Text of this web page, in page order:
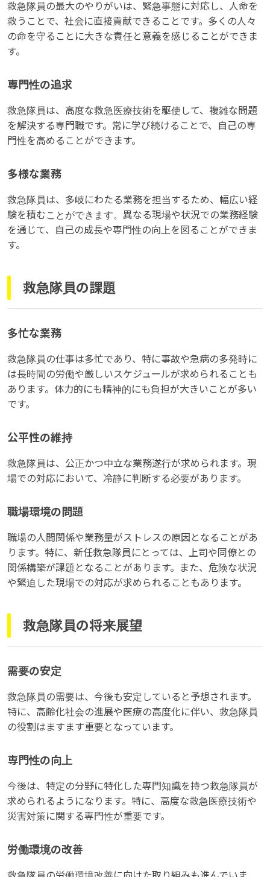
救急隊員の最大のやりがいは、緊急事態に対応し、人命を
救うことで、社会に直接貢献できることです。多くの人々
の命を守ることに大きな責任と意義を感じることができま
す。
専門性の追求
救急隊員は、高度な救急医療技術を駆使して、複雑な問題
を解決する専門職です。常に学び続けることで、自己の専
門性を高めることができます。
多様な業務
救急隊員は、多岐にわたる業務を担当するため、幅広い経
験を積むことができます。異なる現場や状況での業務経験
を通じて、自己の成長や専門性の向上を図ることができま
す。
救急隊員の課題
多忙な業務
救急隊員の仕事は多忙であり、特に事故や急病の多発時に
は長時間の労働や厳しいスケジュールが求められることも
あります。体力的にも精神的にも負担が大きいことが多い
です。
公平性の維持
救急隊員は、公正かつ中立な業務遂行が求められます。現
場での対応において、冷静に判断する必要があります。
職場環境の問題
職場の人間関係や業務量がストレスの原因となることがあ
ります。特に、新任救急隊員にとっては、上司や同僚との
関係構築が課題となることがあります。また、危険な状況
や緊迫した現場での対応が求められることもあります。
救急隊員の将来展望
需要の安定
救急隊員の需要は、今後も安定していると予想されます。
特に、高齢化社会の進展や医療の高度化に伴い、救急隊員
の役割はますます重要となっています。
専門性の向上
今後は、特定の分野に特化した専門知識を持つ救急隊員が
求められるようになります。特に、高度な救急医療技術や
災害対策に関する専門性が重要です。
労働環境の改善